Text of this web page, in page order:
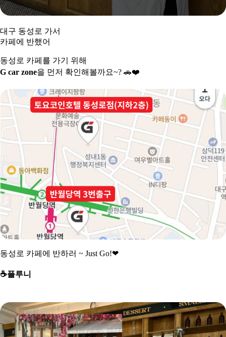
대구 동성로 가서
카페에 반했어
동성로 카페를 가기 위해
G car zone을 먼저 확인해볼까요~? 🚗❤
동성로 카페에 반하러 ~ Just Go!❤
☕️플루니